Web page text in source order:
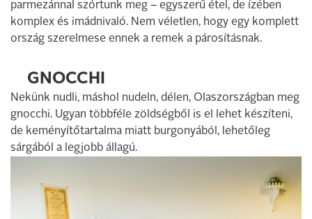
parmezánnal szórtunk meg – egyszerű étel, de ízében
komplex és imádnivaló. Nem véletlen, hogy egy komplett
ország szerelmese ennek a remek a párosításnak.
GNOCCHI
Nekünk nudli, máshol nudeln, délen, Olaszországban meg
gnocchi. Ugyan többféle zöldségből is el lehet készíteni,
de keményítőtartalma miatt burgonyából, lehetőleg
sárgából a legjobb állagú.